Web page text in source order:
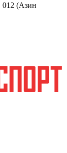
012 (Азин